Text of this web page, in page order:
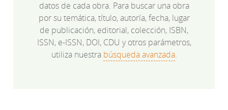
datos de cada obra. Para buscar una obra
por su temática, título, autoría, fecha, lugar
de publicación, editorial, colección, ISBN,
ISSN, e-ISSN, DOI, CDU y otros parámetros,
utiliza nuestra búsqueda avanzada.